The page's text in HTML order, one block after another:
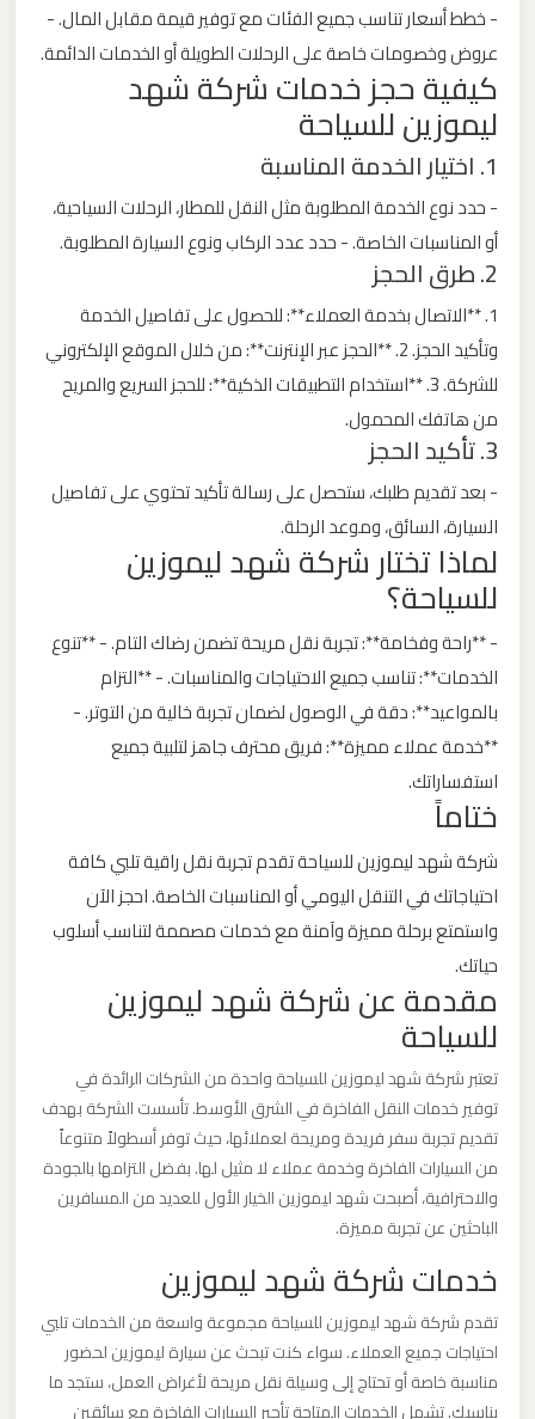
- خطط أسعار تناسب جميع الفئات مع توفير قيمة مقابل المال. -
عروض وخصومات خاصة على الرحلات الطويلة أو الخدمات الدائمة.
كيفية حجز خدمات شركة شهد
ليموزين للسياحة
1. اختيار الخدمة المناسبة
- حدد نوع الخدمة المطلوبة مثل النقل للمطار، الرحلات السياحية،
أو المناسبات الخاصة. - حدد عدد الركاب ونوع السيارة المطلوبة.
2. طرق الحجز
1. **الاتصال بخدمة العملاء**: للحصول على تفاصيل الخدمة
وتأكيد الحجز. 2. **الحجز عبر الإنترنت**: من خلال الموقع الإلكتروني
للشركة. 3. **استخدام التطبيقات الذكية**: للحجز السريع والمريح
من هاتفك المحمول.
3. تأكيد الحجز
- بعد تقديم طلبك، ستحصل على رسالة تأكيد تحتوي على تفاصيل
السيارة، السائق، وموعد الرحلة.
لماذا تختار شركة شهد ليموزين
للسياحة؟
- **راحة وفخامة**: تجربة نقل مريحة تضمن رضاك التام. - **تنوع
الخدمات**: تناسب جميع الاحتياجات والمناسبات. - **التزام
بالمواعيد**: دقة في الوصول لضمان تجربة خالية من التوتر. -
**خدمة عملاء مميزة**: فريق محترف جاهز لتلبية جميع
استفساراتك.
ختاماً
شركة شهد ليموزين للسياحة تقدم تجربة نقل راقية تلبي كافة
احتياجاتك في التنقل اليومي أو المناسبات الخاصة. احجز الآن
واستمتع برحلة مميزة وآمنة مع خدمات مصممة لتناسب أسلوب
حياتك.
مقدمة عن شركة شهد ليموزين
للسياحة
تعتبر شركة شهد ليموزين للسياحة واحدة من الشركات الرائدة في
توفير خدمات النقل الفاخرة في الشرق الأوسط. تأسست الشركة بهدف
تقديم تجربة سفر فريدة ومريحة لعملائها، حيث توفر أسطولاً متنوعاً
من السيارات الفاخرة وخدمة عملاء لا مثيل لها. بفضل التزامها بالجودة
والاحترافية، أصبحت شهد ليموزين الخيار الأول للعديد من المسافرين
الباحثين عن تجربة مميزة.
خدمات شركة شهد ليموزين
تقدم شركة شهد ليموزين للسياحة مجموعة واسعة من الخدمات تلبي
احتياجات جميع العملاء. سواء كنت تبحث عن سيارة ليموزين لحضور
مناسبة خاصة أو تحتاج إلى وسيلة نقل مريحة لأغراض العمل، ستجد ما
يناسبك. تشمل الخدمات المتاحة تأجير السيارات الفاخرة مع سائقين
العرب
ليموزين
الاسكندرية
القاهرة
ليموزين
مطار
مرسي
مطروح
ليموزين
مطار
الشيخ
ليموزين
مطار
سفنكس
ليموزين
مطار
العرب
والإسكندرية
ليموزين
مطار
العرب
مرسي
مطروح
ليموزين
مطار
العرب